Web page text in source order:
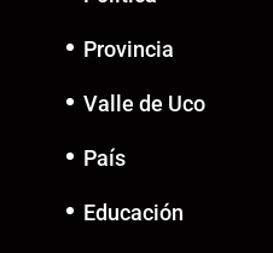
Provincia
Valle de Uco
País
Educación